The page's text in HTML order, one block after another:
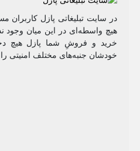
در سایت تبلیغاتی پازل کاربران
هیچ واسطه‌ای در این میان وجود
خرید و فروشِ شما پازل هیچ
خودشان جنبه‌های مختلف امنیتی را